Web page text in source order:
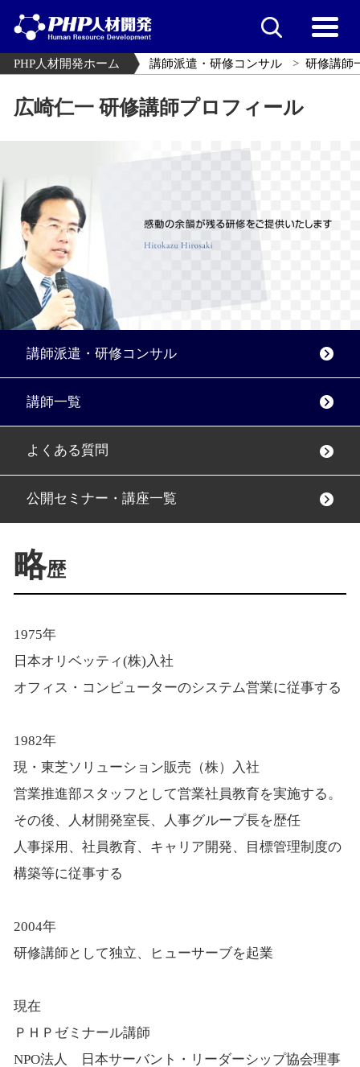
PHP人材開発ホーム 講師派遣・研修コンサル 研修講師
広崎仁一 研修講師プロフィール
講師派遣・研修コンサル
講師一覧
よくある質問
公開セミナー・講座一覧
略歴
1975年
日本オリベッティ(株)入社
オフィス・コンピューターのシステム営業に従事する
1982年
現・東芝ソリューション販売（株）入社
営業推進部スタッフとして営業社員教育を実施する。
その後、人材開発室長、人事グループ長を歴任
人事採用、社員教育、キャリア開発、目標管理制度の
構築等に従事する
2004年
研修講師として独立、ヒューサーブを起業
現在
ＰＨＰゼミナール講師
NPO法人 日本サーバント・リーダーシップ協会理事